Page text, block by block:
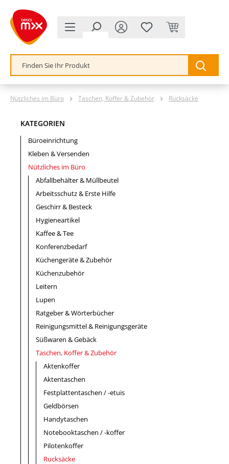
springen
Nützliches im Büro Taschen, Koffer & Zubehör Rucksäcke
KATEGORIEN
Büroeinrichtung
Kleben & Versenden
Nützliches im Büro
Abfallbehälter & Müllbeutel
Arbeitsschutz & Erste Hilfe
Geschirr & Besteck
Hygieneartikel
Kaffee & Tee
Konferenzbedarf
Küchengeräte & Zubehör
Küchenzubehör
Leitern
Lupen
Ratgeber & Wörterbücher
Reinigungsmittel & Reinigungsgeräte
Süßwaren & Gebäck
Taschen, Koffer & Zubehör
Aktenkoffer
Aktentaschen
Festplattentaschen / -etuis
Geldbörsen
Handytaschen
Notebooktaschen / -koffer
Pilotenkoffer
Rucksäcke